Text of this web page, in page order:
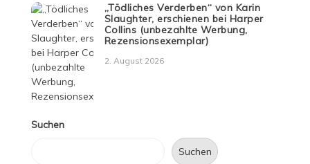
„Tödliches Verderben“ von Karin
Slaughter, erschienen bei Harper
Collins (unbezahlte Werbung,
Rezensionsexemplar)
2. August 2026
Suchen
Suchen